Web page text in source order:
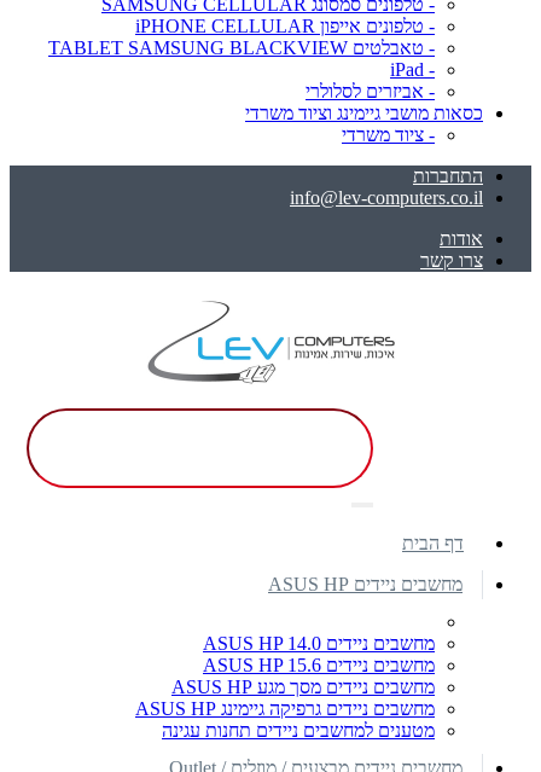
- טלפונים סמסונג SAMSUNG CELLULAR
- טלפונים אייפון iPHONE CELLULAR
- טאבלטים TABLET SAMSUNG BLACKVIEW
- iPad
- אביזרים לסלולרי
כסאות מושבי גיימינג וציוד משרדי
- ציוד משרדי
התחברות
info@lev-computers.co.il
אודות
צרו קשר
דף הבית
מחשבים ניידים ASUS HP
מחשבים ניידים ASUS HP 14.0
מחשבים ניידים ASUS HP 15.6
מחשבים ניידים מסך מגע ASUS HP
מחשבים ניידים גרפיקה גיימינג ASUS HP
מטענים למחשבים ניידים תחנות עגינה
מחשבים ניידים מבצעים / מוזלים / Outlet